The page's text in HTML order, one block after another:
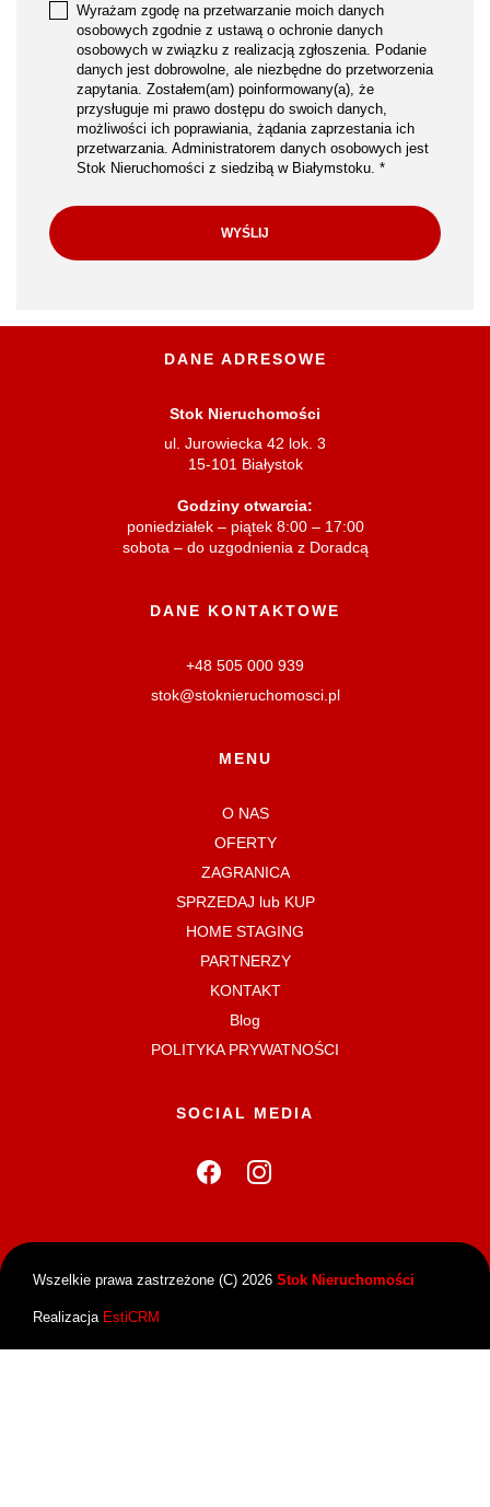
Wyrażam zgodę na przetwarzanie moich danych
osobowych zgodnie z ustawą o ochronie danych
osobowych w związku z realizacją zgłoszenia. Podanie
danych jest dobrowolne, ale niezbędne do przetworzenia
zapytania. Zostałem(am) poinformowany(a), że
przysługuje mi prawo dostępu do swoich danych,
możliwości ich poprawiania, żądania zaprzestania ich
przetwarzania. Administratorem danych osobowych jest
Stok Nieruchomości z siedzibą w Białymstoku. *
DANE ADRESOWE
Stok Nieruchomości
ul. Jurowiecka 42 lok. 3
15-101 Białystok
Godziny otwarcia:
poniedziałek – piątek 8:00 – 17:00
sobota – do uzgodnienia z Doradcą
DANE KONTAKTOWE
+48 505 000 939
stok@stoknieruchomosci.pl
MENU
O NAS
OFERTY
ZAGRANICA
SPRZEDAJ lub KUP
HOME STAGING
PARTNERZY
KONTAKT
Blog
POLITYKA PRYWATNOŚCI
SOCIAL MEDIA
Wszelkie prawa zastrzeżone (C) 2026 Stok Nieruchomości
Realizacja EstiCRM